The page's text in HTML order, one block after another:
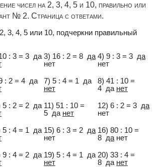
чисел на 2, 3, 4, 5 и 10, правильно или
№ 2. Страница с ответами.
3, 4, 5 или 10, подчеркни правильный
: 3 = 3 да 3) 16 : 2 = 8 да
нет
4) 9 : 3 = 3 да
нет
: 2 = 4 да
7) 5 : 4 = 1 да
нет
8) 41 : 10 =
4 да нет
5 : 2 = 2 да 11) 51 : 10 =
5 да нет
12) 6 : 2 = 3 да
нет
5 : 4 = 1 да 15) 6 : 3 = 2 да
нет
16) 80 : 10 =
8 данет
9 : 4 = 2 да 19) 5 : 4 = 1 да
нет
20) 33 : 4 =
8 да нет